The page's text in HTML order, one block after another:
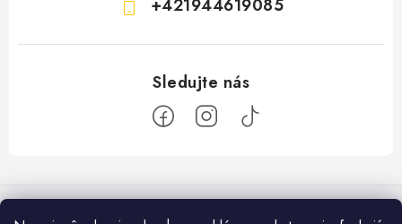
+421944619085
á